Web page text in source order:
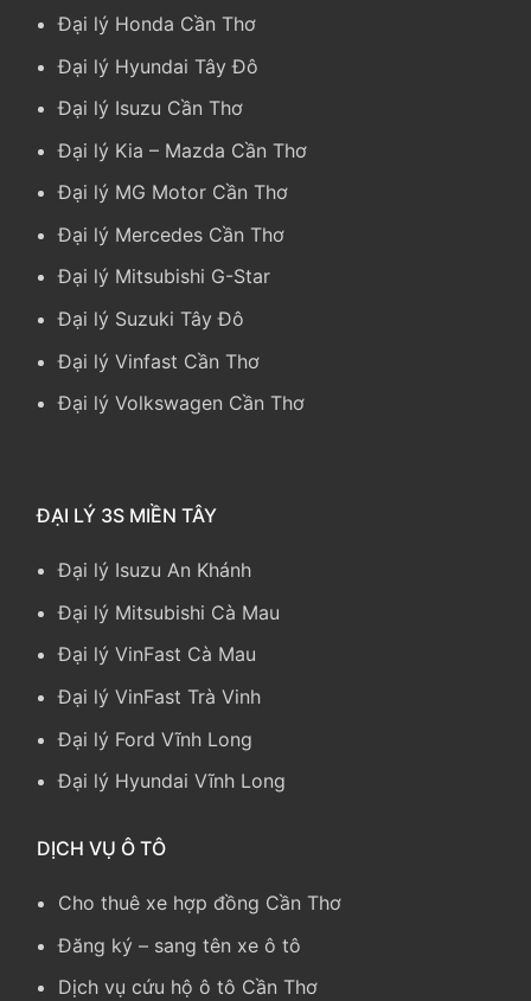
Đại lý Honda Cần Thơ
Đại lý Hyundai Tây Đô
Đại lý Isuzu Cần Thơ
Đại lý Kia – Mazda Cần Thơ
Đại lý MG Motor Cần Thơ
Đại lý Mercedes Cần Thơ
Đại lý Mitsubishi G-Star
Đại lý Suzuki Tây Đô
Đại lý Vinfast Cần Thơ
Đại lý Volkswagen Cần Thơ
ĐẠI LÝ 3S MIỀN TÂY
Đại lý Isuzu An Khánh
Đại lý Mitsubishi Cà Mau
Đại lý VinFast Cà Mau
Đại lý VinFast Trà Vinh
Đại lý Ford Vĩnh Long
Đại lý Hyundai Vĩnh Long
DỊCH VỤ Ô TÔ
Cho thuê xe hợp đồng Cần Thơ
Đăng ký – sang tên xe ô tô
Dịch vụ cứu hộ ô tô Cần Thơ